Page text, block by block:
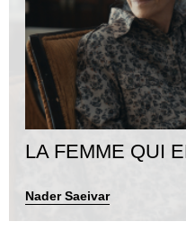
LA FEMME QUI
Nader Saeivar